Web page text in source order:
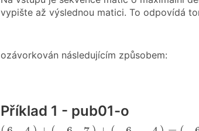
vypište až výslednou matici. To odpovídá
ozávorkován následujícím způsobem:
Příklad 1 - pub01-o
( 64 + (− 6 7 +( 6−4 ) =( 6